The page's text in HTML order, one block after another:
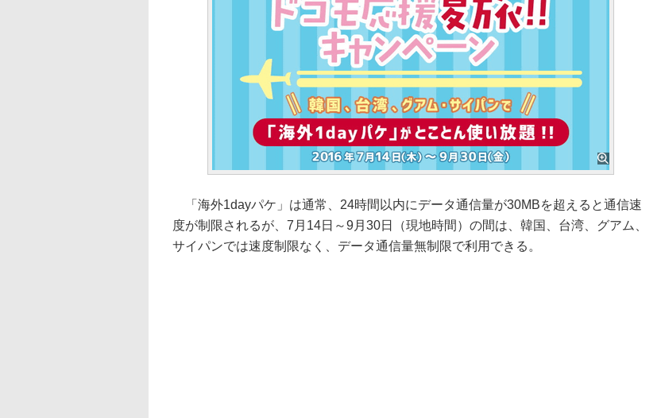
「海外1dayパケ」は通常、24時間以内にデータ通信量が30MBを超えると通信速
度が制限されるが、7月14日～9月30日（現地時間）の間は、韓国、台湾、グアム、
サイパンでは速度制限なく、データ通信量無制限で利用できる。